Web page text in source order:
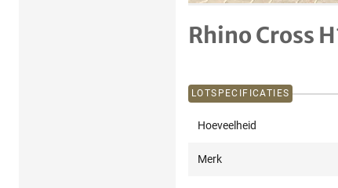
Rhino Cross
LOTSPECIFICATIES
Hoeveelheid
Merk